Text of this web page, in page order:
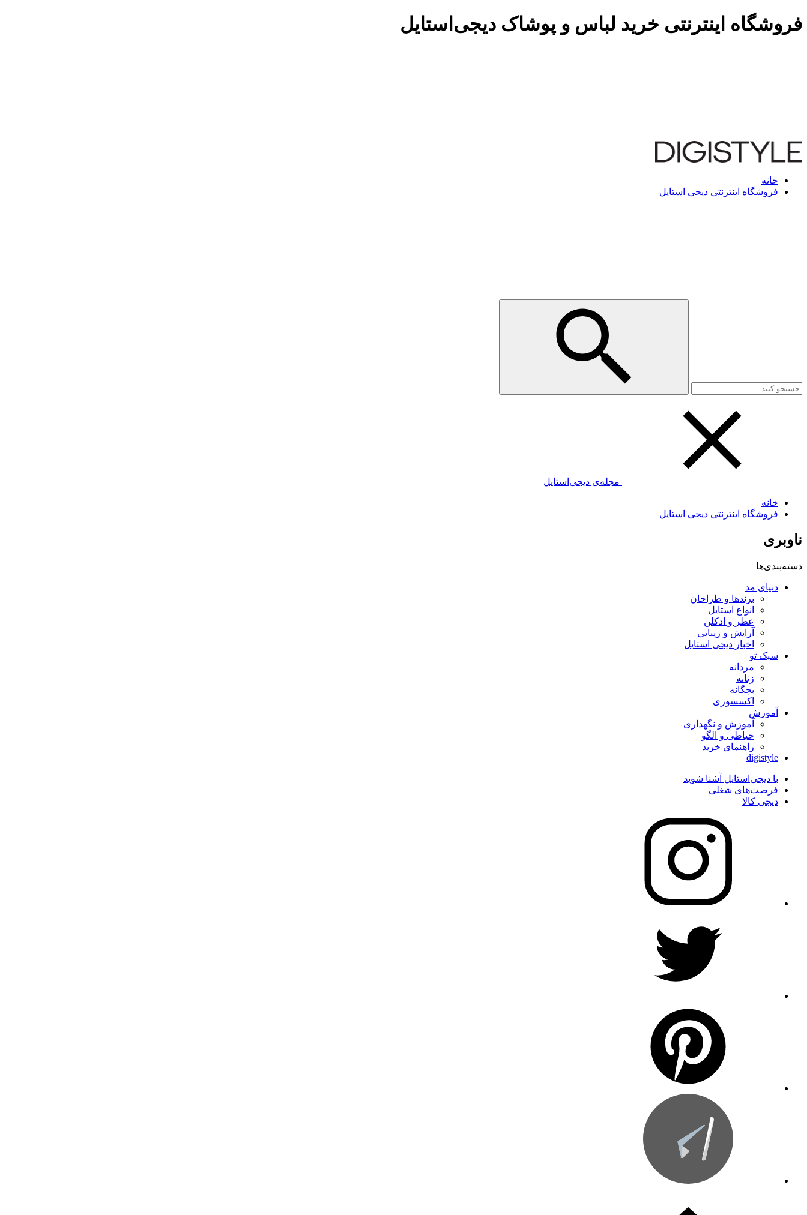
فروشگاه اینترنتی خرید لباس و پوشاک دیجی‌استایل
خانه
فروشگاه اینترنتی دیجی استایل
مجله‌ی دیجی‌استایل
خانه
فروشگاه اینترنتی دیجی استایل
ناوبری
دسته‌بندی‌ها
دنیای مد
برندها و طراحان
انواع استایل
عطر و ادکلن
آرایش و زیبایی
اخبار دیجی استایل
سبک تو
مردانه
زنانه
بچگانه
اکسسوری
آموزش
آموزش و نگهداری
خیاطی و الگو
راهنمای خرید
digistyle
با دیجی‌استایل آشنا شوید
فرصت‌های شغلی
دیجی کالا